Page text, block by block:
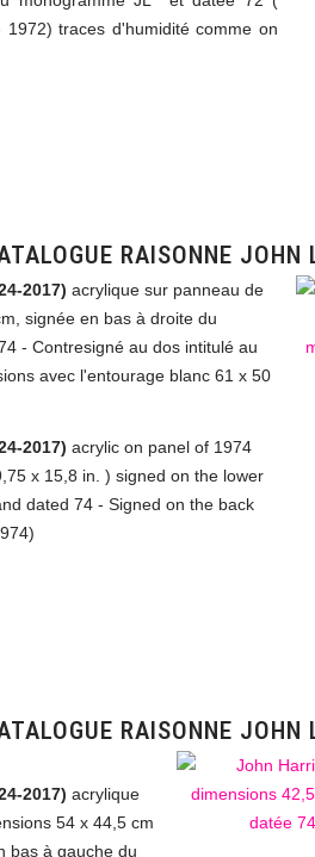
traces d'humidité comme on
RAISONNE JOHN
2017) acrylique sur panneau de
signée en bas à droite du
- Contresigné au dos intitulé au
avec l'entourage blanc 61 x 50
2017) acrylic on panel of 1974
x 15,8 in. ) signed on the lower
dated 74 - Signed on the back
RAISONNE JOHN
2017) acrylique
54 x 44,5 cm
bas à gauche du